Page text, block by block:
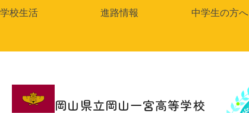
学校生活 進路情報 中学生の方へ
岡山県立岡山一宮高等学校